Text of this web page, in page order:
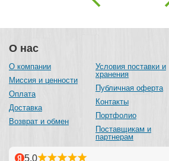
О нас
О компании
Миссия и ценности
Оплата
Доставка
Возврат и обмен
Условия поставки и
хранения
Публичная оферта
Контакты
Портфолио
Поставщикам и
партнерам